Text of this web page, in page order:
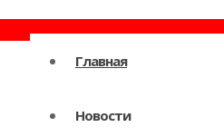
Главная
Новости